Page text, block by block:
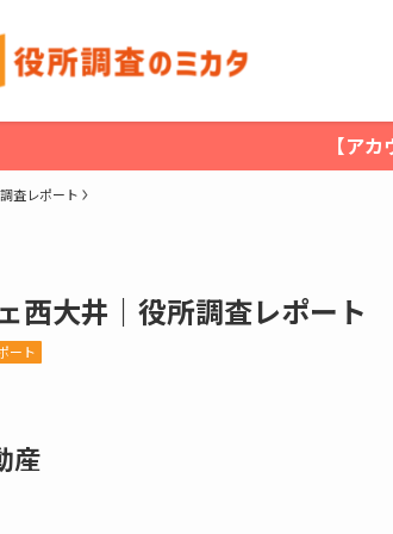
【ア
査レポート
西大井｜役所調査レポート
ート
産